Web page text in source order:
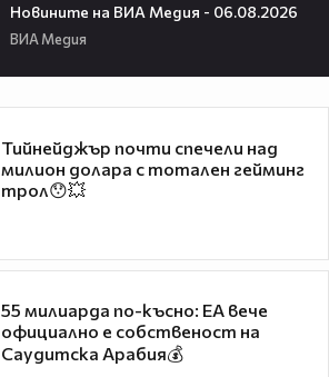
Новините на ВИА Медия - 06.08.2026
ВИА Медия
Тийнейджър почти спечели над
милион долара с тотален гейминг
трол😯💥
55 милиарда по-късно: EA вече
официално е собственост на
Саудитска Арабия💰